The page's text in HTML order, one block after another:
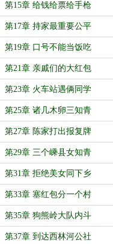
第15章 给钱给票给手枪
第17章 持家最重要公平
第19章 口号不能当饭吃
第21章 亲戚们的大红包
第23章 火车站遇俩同学
第25章 诸几木卵三知青
第27章 陈家打出报复牌
第29章 三个嵊县女知青
第31章 拒绝美女同下乡
第33章 塞红包分一个村
第35章 狗熊岭大队内斗
第37章 到达西林河公社